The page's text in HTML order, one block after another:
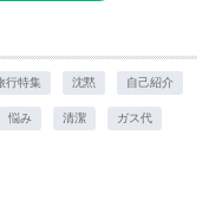
行特集 沈黙 自己紹介
悩み 清潔 ガス代